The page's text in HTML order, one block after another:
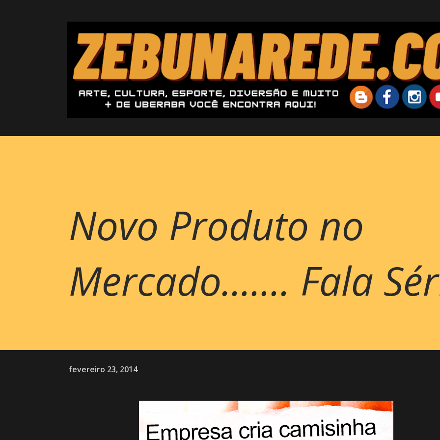
Novo Produto no
Mercado....... Fala
fevereiro 23, 2014